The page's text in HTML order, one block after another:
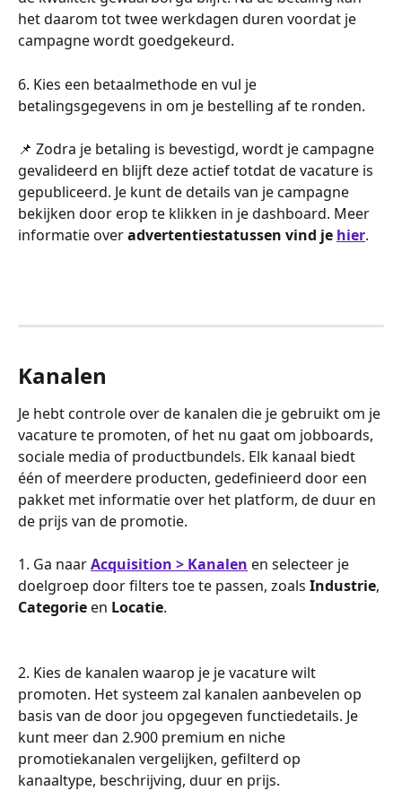
het daarom tot twee werkdagen duren voordat je
campagne wordt goedgekeurd.
6. Kies een betaalmethode en vul je
betalingsgegevens in om je bestelling af te ronden.
📌 Zodra je betaling is bevestigd, wordt je campagne
gevalideerd en blijft deze actief totdat de vacature is
gepubliceerd. Je kunt de details van je campagne
bekijken door erop te klikken in je dashboard. Meer
informatie over advertentiestatussen vind je hier.
Kanalen
Je hebt controle over de kanalen die je gebruikt om je
vacature te promoten, of het nu gaat om jobboards,
sociale media of productbundels. Elk kanaal biedt
één of meerdere producten, gedefinieerd door een
pakket met informatie over het platform, de duur en
de prijs van de promotie.
1. Ga naar Acquisition > Kanalen en selecteer je
doelgroep door filters toe te passen, zoals Industrie,
Categorie en Locatie.
2. Kies de kanalen waarop je je vacature wilt
promoten. Het systeem zal kanalen aanbevelen op
basis van de door jou opgegeven functiedetails. Je
kunt meer dan 2.900 premium en niche
promotiekanalen vergelijken, gefilterd op
kanaaltype, beschrijving, duur en prijs.